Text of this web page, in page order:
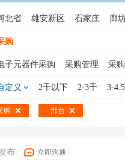
北省 雄安新区 石家庄 廊
购
子元器件采购 采购管理 采
元器件采购 零星采购 采购
定义 2千以下 2-3千 3-
购 邢台
布 立即沟通